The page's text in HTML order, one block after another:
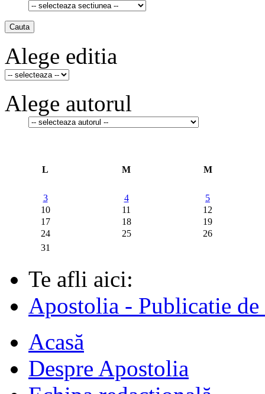
Cauta
Alege editia
Alege autorul
L M M
3 4
5
10
11
12
17
18
19
24
25
26
31
Te afli aici:
Apostolia - Publicatie
Acasă
Despre Apostolia